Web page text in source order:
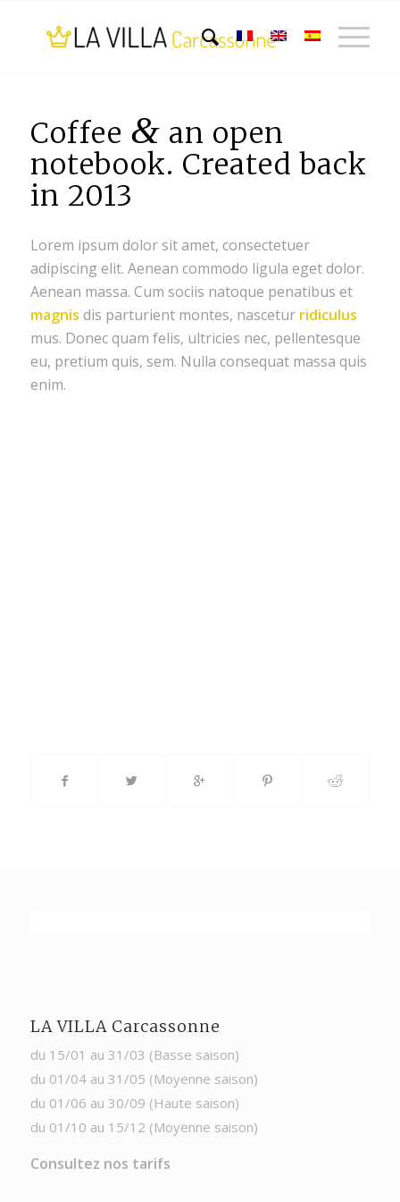
Coffee & an open
notebook. Created back
in 2013
Lorem ipsum dolor sit amet, consectetuer
adipiscing elit. Aenean commodo ligula eget dolor.
Aenean massa. Cum sociis natoque penatibus et
magnis dis parturient montes, nascetur ridiculus
mus. Donec quam felis, ultricies nec, pellentesque
eu, pretium quis, sem. Nulla consequat massa quis
enim.
LA VILLA Carcassonne
du 15/01 au 31/03 (Basse saison)
du 01/04 au 31/05 (Moyenne saison)
du 01/06 au 30/09 (Haute saison)
du 01/10 au 15/12 (Moyenne saison)
Consultez nos tarifs